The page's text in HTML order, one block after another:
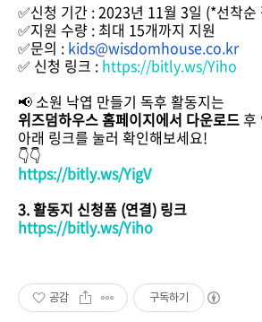
✅신청 기간 : 2023년 11월 3일 (*선착순
✅지원 수량 : 최대 15개까지 지원
✅문의 : kids@wisdomhouse.co.kr
✅ 신청 링크 : https://bitly.ws/Yiho
📢 소원 낙엽 만들기 독후 활동지는
위즈덤하우스 홈페이지에서 다운로드후
아래 링크를 눌러 확인해보세요!
👇👇
https://bitly.ws/YigV
3. 활동지 신청폼 (연결) 링크
https://bitly.ws/Yiho
공감 구독하기